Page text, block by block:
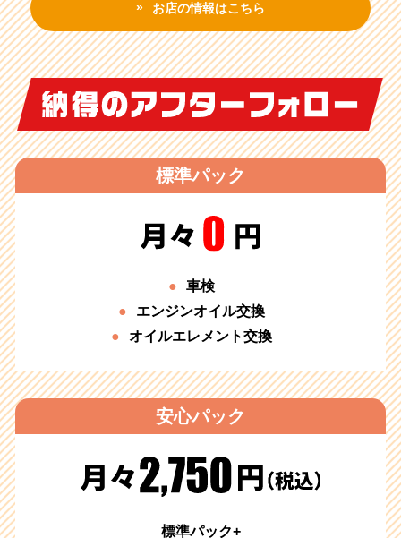
お店の情報はこちら
標準パック
車検
エンジンオイル交換
オイルエレメント交換
安心パック
標準パック+